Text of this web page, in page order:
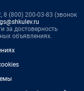
8 (800) 200-03-83 (звонок
за достоверность
объявлениях.